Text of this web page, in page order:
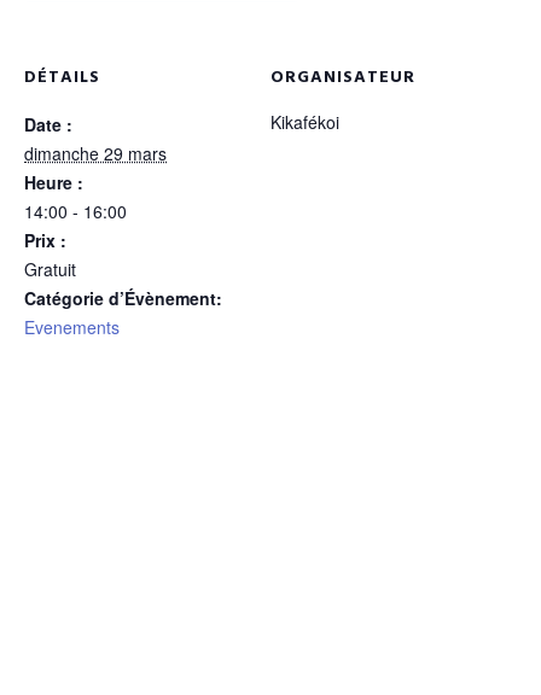
DÉTAILS
Date :
dimanche 29 mars
Heure :
14:00 - 16:00
Prix :
Gratuit
Catégorie d’Évènement:
Evenements
ORGANISATEUR
Kikafékoi